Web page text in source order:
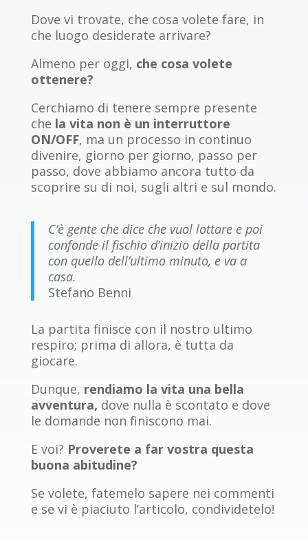
Dove vi trovate, che cosa volete fare, in
che luogo desiderate arrivare?
Almeno per oggi, che cosa volete
ottenere?
Cerchiamo di tenere sempre presente
che la vita non è un interruttore
ON/OFF, ma un processo in continuo
divenire, giorno per giorno, passo per
passo, dove abbiamo ancora tutto da
scoprire su di noi, sugli altri e sul mondo.
C’è gente che dice che vuol lottare e poi
confonde il fischio d’inizio della partita
con quello dell’ultimo minuto, e va a
casa.
Stefano Benni
La partita finisce con il nostro ultimo
respiro; prima di allora, è tutta da
giocare.
Dunque, rendiamo la vita una bella
avventura, dove nulla è scontato e dove
le domande non finiscono mai.
E voi? Proverete a far vostra questa
buona abitudine?
Se volete, fatemelo sapere nei commenti
e se vi è piaciuto l’articolo, condividetelo!